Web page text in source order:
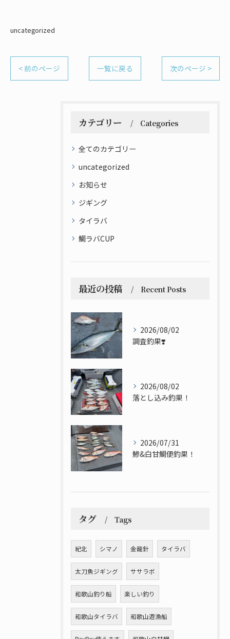
uncategorized
< 前のページ 一覧に戻る 次のページ >
カテゴリー Categories
全てのカテゴリー
uncategorized
お知らせ
ジギング
タイラバ
鯛ラバCUP
最近の投稿 Recent Posts
2026/08/02
調査釣果❣️
2026/08/02
落とし込み釣果！
2026/07/31
鯵&白甘鯛便釣果！
タグ Tags
紀北 シマノ 金龍針 タイラバ
太刀魚ジギング ササラボ
和歌山釣り船 楽しい釣り
和歌山タイラバ 和歌山遊漁船